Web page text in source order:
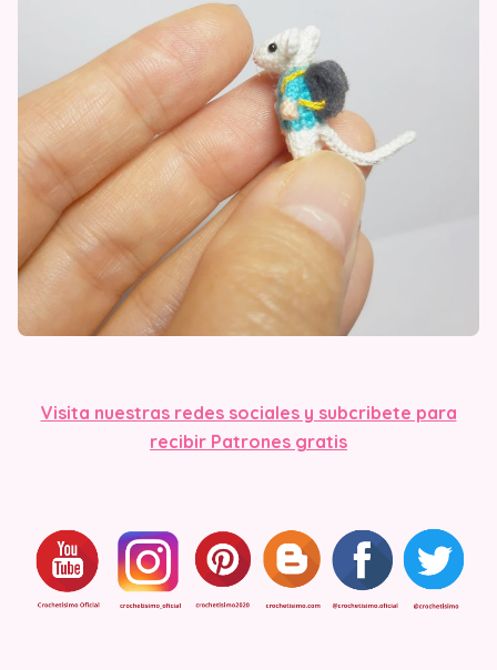
Visita nuestras redes sociales y subcribete para
recibir Patrones gratis